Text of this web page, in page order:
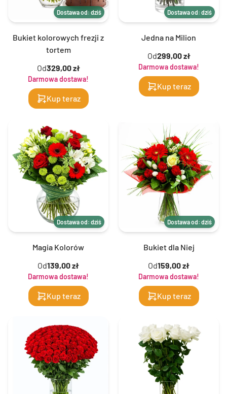
Dostawa od: dziś
Bukiet kolorowych frezji z
tortem
Od329,00 zł
Darmowa dostawa!
Kup teraz
Dostawa od: dziś
Jedna na Milion
Od299,00 zł
Darmowa dostawa!
Kup teraz
Dostawa od: dziś
Magia Kolorów
Od139,00 zł
Darmowa dostawa!
Kup teraz
Dostawa od: dziś
Bukiet dla Niej
Od159,00 zł
Darmowa dostawa!
Kup teraz